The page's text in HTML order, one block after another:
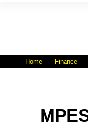
Home Finance